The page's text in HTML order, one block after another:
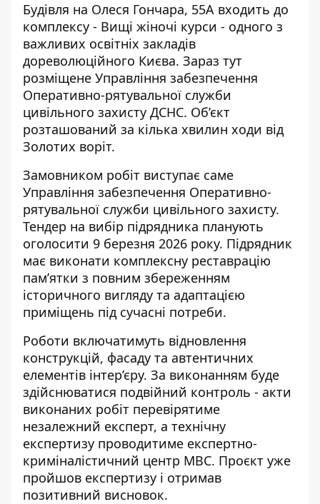
Будівля на Олеся Гончара, 55А входить до
комплексу - Вищі жіночі курси - одного з
важливих освітніх закладів
дореволюційного Києва. Зараз тут
розміщене Управління забезпечення
Оперативно-рятувальної служби
цивільного захисту ДСНС. Об’єкт
розташований за кілька хвилин ходи від
Золотих воріт.
Замовником робіт виступає саме
Управління забезпечення Оперативно-
рятувальної служби цивільного захисту.
Тендер на вибір підрядника планують
оголосити 9 березня 2026 року. Підрядник
має виконати комплексну реставрацію
пам’ятки з повним збереженням
історичного вигляду та адаптацією
приміщень під сучасні потреби.
Роботи включатимуть відновлення
конструкцій, фасаду та автентичних
елементів інтер’єру. За виконанням буде
здійснюватися подвійний контроль - акти
виконаних робіт перевірятиме
незалежний експерт, а технічну
експертизу проводитиме експертно-
криміналістичний центр МВС. Проєкт уже
пройшов експертизу і отримав
позитивний висновок.